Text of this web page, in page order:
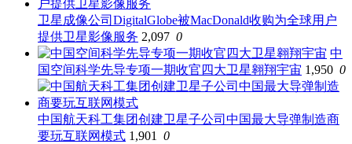
卫星成像公司DigitalGlobe被MacDonald收购为全球用户
提供卫星影像服务 2,097 0
中
国空间科学先导专项一期收官四大卫星翱翔宇宙 1,950 0
中国航天科工集团创建卫星子公司中国最大导弹制造商
要玩互联网模式 1,901 0